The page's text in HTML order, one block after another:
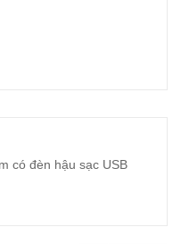
có đèn hậu sạc USB